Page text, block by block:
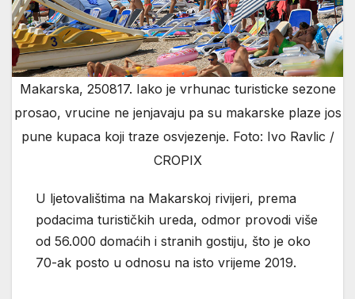
Makarska, 250817. Iako je vrhunac turisticke sezone
prosao, vrucine ne jenjavaju pa su makarske plaze jos
pune kupaca koji traze osvjezenje. Foto: Ivo Ravlic /
CROPIX
U ljetovalištima na Makarskoj rivijeri, prema
podacima turističkih ureda, odmor provodi više
od 56.000 domaćih i stranih gostiju, što je oko
70-ak posto u odnosu na isto vrijeme 2019.